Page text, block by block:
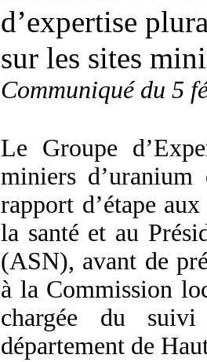
d’expertise
sur les sites
Communiqué du 5
Le Groupe
miniers
rapport d’étape
la santé et au
(ASN), avant de
à la Commission
chargée du
département de